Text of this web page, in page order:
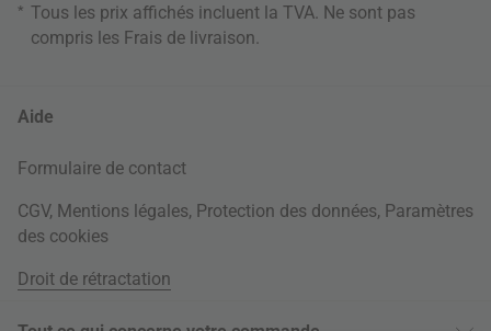
* Tous les prix affichés incluent la TVA. Ne sont pas
compris les Frais de livraison
Aide
Formulaire de contact
CGV, Mentions légales, Protection des données, Paramètres
des cookies
Droit de rétractation